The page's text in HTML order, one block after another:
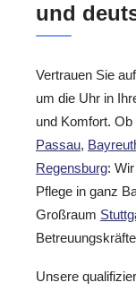
und
Vertrauen Sie
um die Uhr in
und Komfort.
Passau,
Regensburg:
Pflege in ganz
Großraum
Unsere